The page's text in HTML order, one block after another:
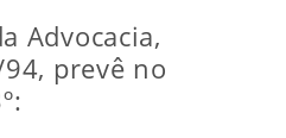
Advocacia,
prevê no